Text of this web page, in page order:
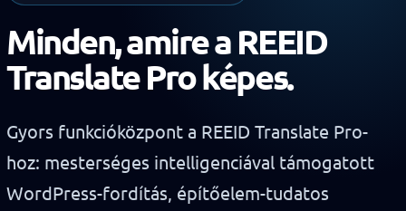
Minden, amire a REEID
Translate Pro képes.
Gyors funkcióközpont a REEID Translate Pro-
hoz: mesterséges intelligenciával támogatott
WordPress-fordítás, építőelem-tudatos